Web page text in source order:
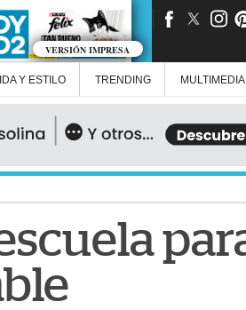
VERSIÓN IMPRESA
Y ESTILO TRENDING MULTIMEDIA